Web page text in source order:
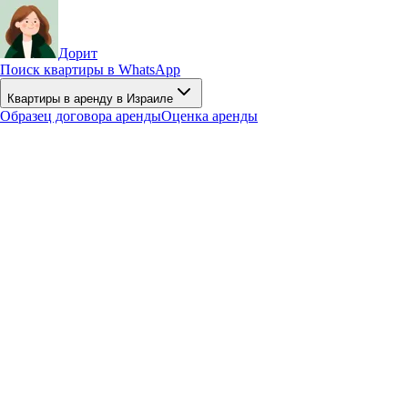
Дорит
Поиск квартиры в WhatsApp
Квартиры в аренду в Израиле
Образец договора арендыОценка аренды